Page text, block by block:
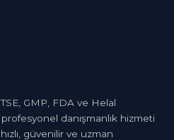
GMP, FDA ve Helal
danışmanlık hizmeti
güvenilir ve uzman